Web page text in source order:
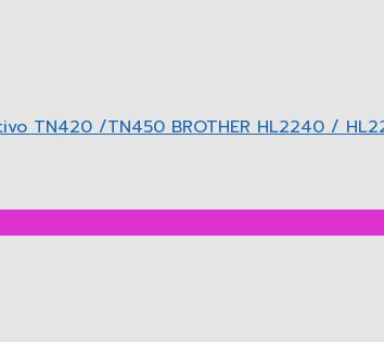
TN420 /TN450 BROTHER HL2240 /